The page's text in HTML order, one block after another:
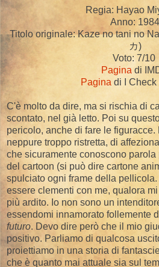
Regia: Hayao
Anno: 1984
Titolo originale: Kaze no tani no
カ)
Voto: 7/10
Pagina di
Pagina di I Check
C'è molto da dire, ma si rischia di
scontato, nel già letto. Poi su
pericolo, anche di fare le figuracce.
neppure troppo ristretta, di
che sicuramente conoscono
del cartoon (si può dire cartone
spulciato ogni frame della
essere clementi con me, qualora
più ardito. Io non sono un
essendomi innamorato follemente
futuro. Devo dire però che il mio
positivo. Parliamo di qualcosa
proiettiamo in una storia di
che è quanto mai attuale sia sul